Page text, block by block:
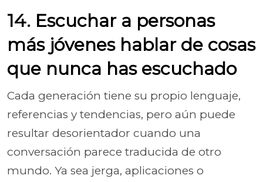
14. Escuchar a personas
más jóvenes hablar de cosas
que nunca has escuchado
Cada generación tiene su propio lenguaje,
referencias y tendencias, pero aún puede
resultar desorientador cuando una
conversación parece traducida de otro
mundo. Ya sea jerga, aplicaciones o